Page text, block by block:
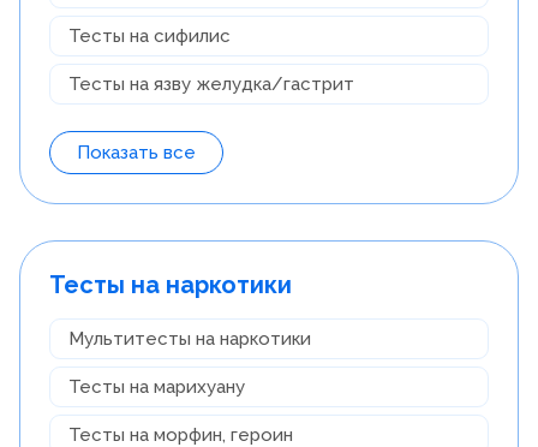
Тесты на сифилис
Тесты на язву желудка/гастрит
Показать все
Тесты на наркотики
Мультитесты на наркотики
Тесты на марихуану
Тесты на морфин, героин